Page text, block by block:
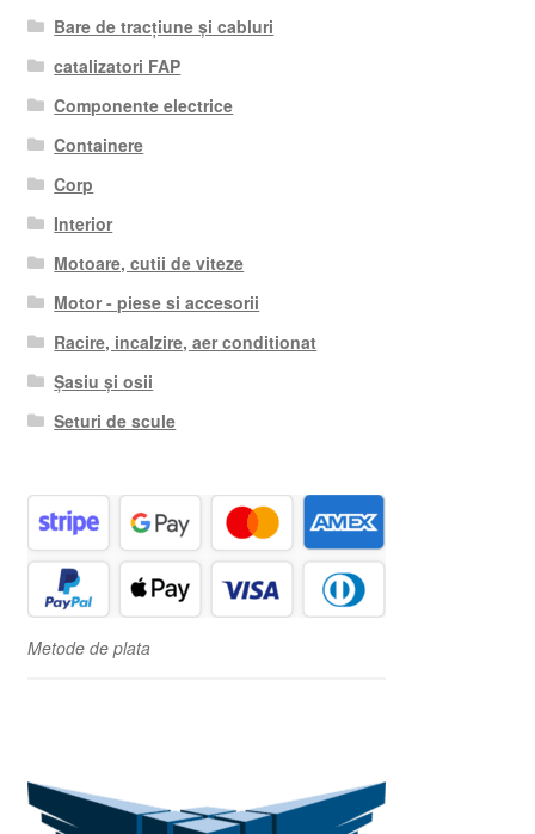
Bare de tracțiune și cabluri
catalizatori FAP
Componente electrice
Containere
Corp
Interior
Motoare, cutii de viteze
Motor - piese si accesorii
Racire, incalzire, aer conditionat
Șasiu și osii
Seturi de scule
Metode de plata